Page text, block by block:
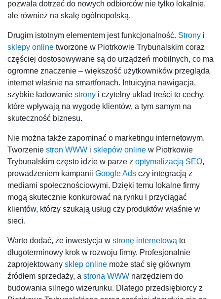
pozwala dotrzeć do nowych odbiorców nie tylko lokalnie,
ale również na skalę ogólnopolską.
Drugim istotnym elementem jest funkcjonalność. Strony i
sklepy online tworzone w Piotrkowie Trybunalskim coraz
częściej dostosowywane są do urządzeń mobilnych, co ma
ogromne znaczenie – większość użytkowników przegląda
internet właśnie na smartfonach. Intuicyjna nawigacja,
szybkie ładowanie strony i czytelny układ treści to cechy,
które wpływają na wygodę klientów, a tym samym na
skuteczność biznesu.
Nie można także zapominać o marketingu internetowym.
Tworzenie stron WWW i sklepów online w Piotrkowie
Trybunalskim często idzie w parze z optymalizacją SEO,
prowadzeniem kampanii Google Ads czy integracją z
mediami społecznościowymi. Dzięki temu lokalne firmy
mogą skutecznie konkurować na rynku i przyciągać
klientów, którzy szukają usług czy produktów właśnie w
sieci.
Warto dodać, że inwestycja w stronę internetową to
długoterminowy krok w rozwoju firmy. Profesjonalnie
zaprojektowany sklep online może stać się głównym
źródłem sprzedaży, a strona WWW narzędziem do
budowania silnego wizerunku. Dlatego przedsiębiorcy z